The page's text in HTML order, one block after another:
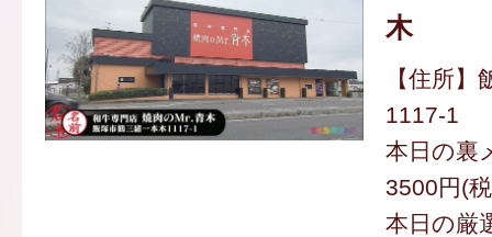
木
【住所
1117-1
本日の裏
3500円(
本日の厳